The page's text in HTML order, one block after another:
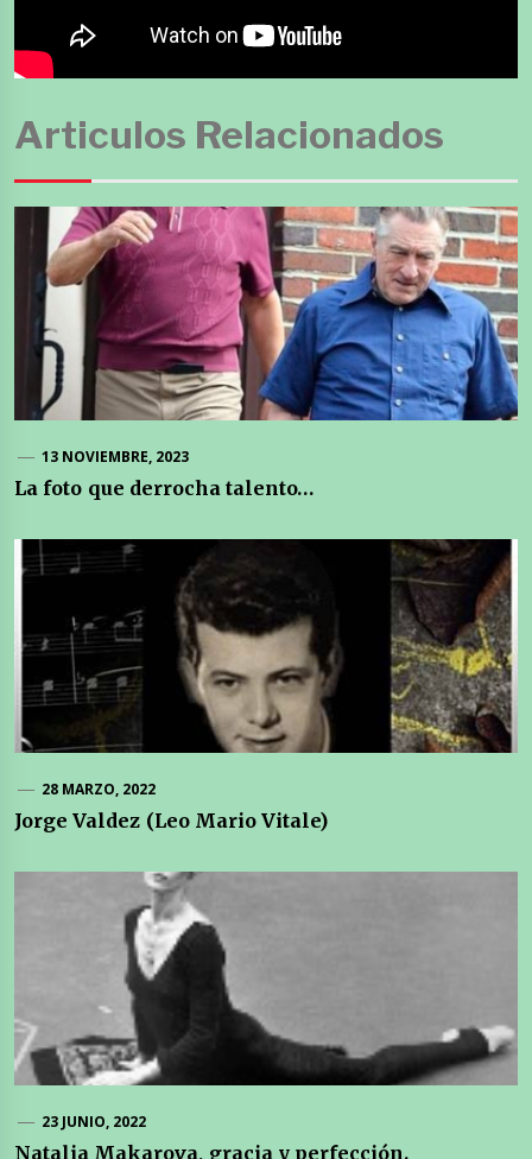
Articulos Relacionados
13 NOVIEMBRE, 2023
La foto que derrocha talento…
28 MARZO, 2022
Jorge Valdez (Leo Mario Vitale)
23 JUNIO, 2022
Natalia Makarova, gracia y perfección.